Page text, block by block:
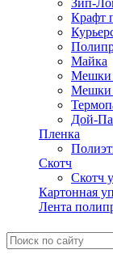
Крафт
Майка
Мешки
Мешки
Дой-
Пленка
Скотч
Скотч
Картонная
Лента